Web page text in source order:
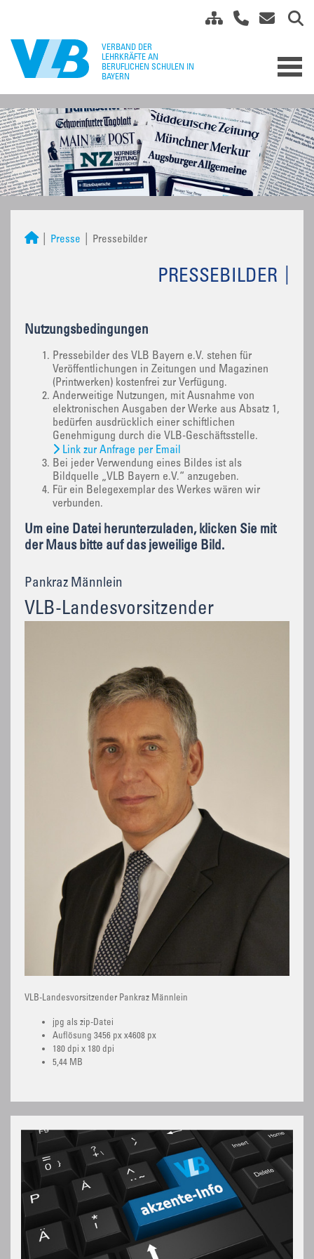
Presse Pressebilder
PRESSEBILDER
Nutzungsbedingungen
Pressebilder des VLB Bayern e.V. stehen für
Veröffentlichungen in Zeitungen und Magazinen
(Printwerken) kostenfrei zur Verfügung.
Anderweitige Nutzungen, mit Ausnahme von
elektronischen Ausgaben der Werke aus Absatz 1,
bedürfen ausdrücklich einer schiftlichen
Genehmigung durch die VLB-Geschäftsstelle.
Link zur Anfrage per Email
Bei jeder Verwendung eines Bildes ist als
Bildquelle „VLB Bayern e.V.“ anzugeben.
Für ein Belegexemplar des Werkes wären wir
verbunden.
Um eine Datei herunterzuladen, klicken Sie mit
der Maus bitte auf das jeweilige Bild.
Pankraz Männlein
VLB-Landesvorsitzender
VLB-Landesvorsitzender Pankraz Männlein
jpg als zip-Datei
Auflösung 3456 px x4608 px
180 dpi x 180 dpi
5,44 MB